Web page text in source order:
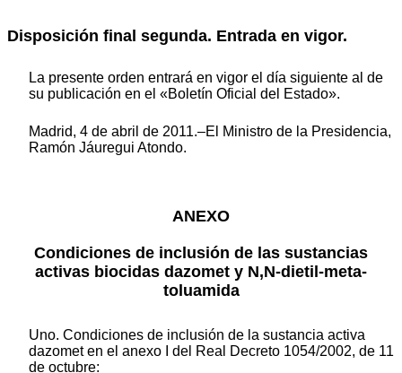
Disposición final segunda. Entrada en vigor.
La presente orden entrará en vigor el día siguiente al de
su publicación en el «Boletín Oficial del Estado».
Madrid, 4 de abril de 2011.–El Ministro de la Presidencia,
Ramón Jáuregui Atondo.
ANEXO
Condiciones de inclusión de las sustancias
activas biocidas dazomet y N,N-dietil-meta-
toluamida
Uno. Condiciones de inclusión de la sustancia activa
dazomet en el anexo I del Real Decreto 1054/2002, de 11
de octubre: